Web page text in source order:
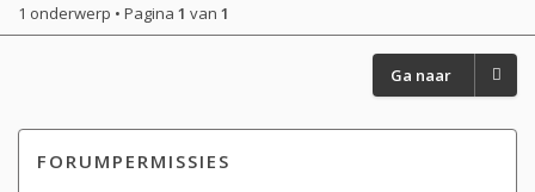
1 onderwerp • Pagina 1 van 1
Ga naar
FORUMPERMISSIES